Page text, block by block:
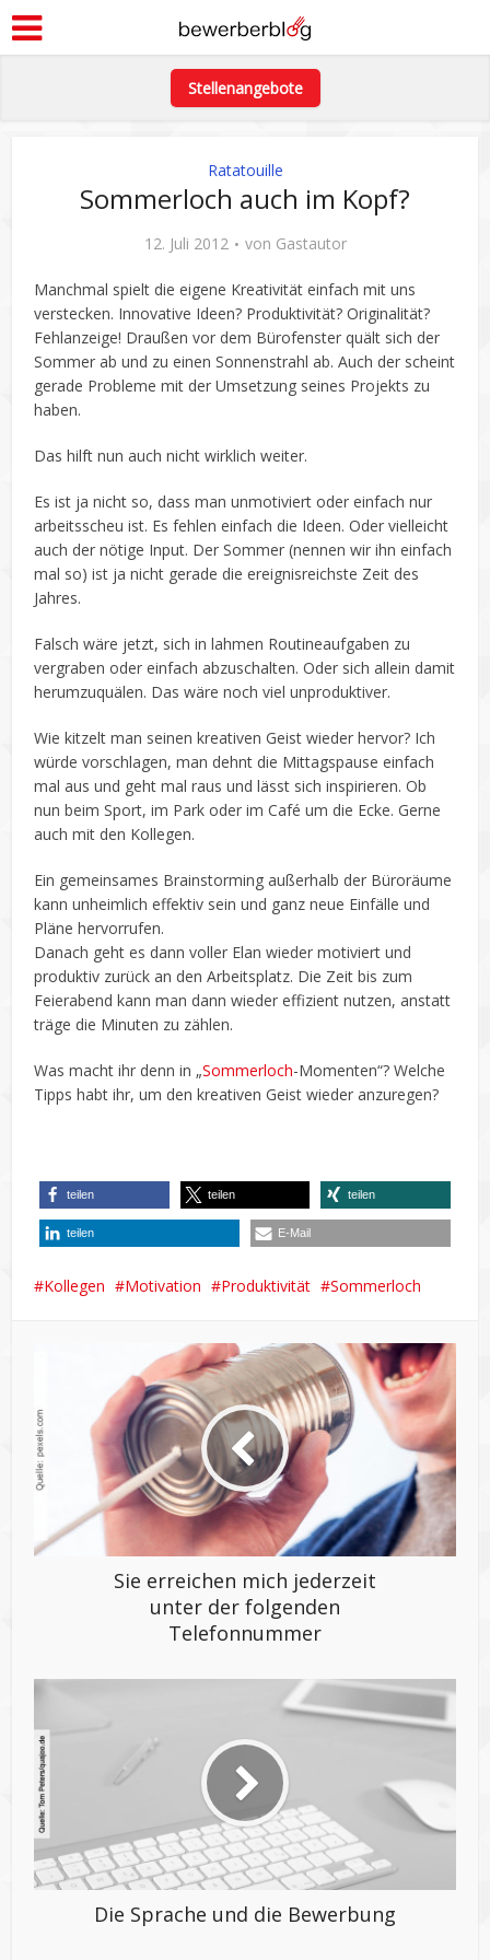
Stellenangebote
Ratatouille
Sommerloch auch im Kopf?
12. Juli 2012 von Gastautor
Manchmal spielt die eigene Kreativität einfach mit uns
verstecken. Innovative Ideen? Produktivität? Originalität?
Fehlanzeige! Draußen vor dem Bürofenster quält sich der
Sommer ab und zu einen Sonnenstrahl ab. Auch der scheint
gerade Probleme mit der Umsetzung seines Projekts zu
haben.
Das hilft nun auch nicht wirklich weiter.
Es ist ja nicht so, dass man unmotiviert oder einfach nur
arbeitsscheu ist. Es fehlen einfach die Ideen. Oder vielleicht
auch der nötige Input. Der Sommer (nennen wir ihn einfach
mal so) ist ja nicht gerade die ereignisreichste Zeit des
Jahres.
Falsch wäre jetzt, sich in lahmen Routineaufgaben zu
vergraben oder einfach abzuschalten. Oder sich allein damit
herumzuquälen. Das wäre noch viel unproduktiver.
Wie kitzelt man seinen kreativen Geist wieder hervor? Ich
würde vorschlagen, man dehnt die Mittagspause einfach
mal aus und geht mal raus und lässt sich inspirieren. Ob
nun beim Sport, im Park oder im Café um die Ecke. Gerne
auch mit den Kollegen.
Ein gemeinsames Brainstorming außerhalb der Büroräume
kann unheimlich effektiv sein und ganz neue Einfälle und
Pläne hervorrufen.
Danach geht es dann voller Elan wieder motiviert und
produktiv zurück an den Arbeitsplatz. Die Zeit bis zum
Feierabend kann man dann wieder effizient nutzen, anstatt
träge die Minuten zu zählen.
Was macht ihr denn in „Sommerloch-Momenten“? Welche
Tipps habt ihr, um den kreativen Geist wieder anzuregen?
M
c
p
i
e
l
d
e
K
r
e
a
t
i
teilen teilen teilen
teilen E-Mail
Kollegen Motivation Produktivität Sommerloch
Sie erreichen mich jederzeit
unter der folgenden
Telefonnummer
Die Sprache und die Bewerbung